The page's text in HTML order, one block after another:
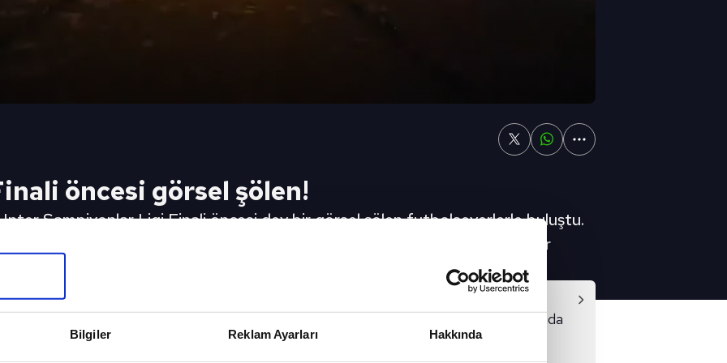
Bilgiler Reklam Ayarları Hakkında
öncesi görsel şölen!
Şampiyonlar Ligi Finali öncesi dev bir görsel şölen futbolseverlerle buluştu.
şarkıcı Burna Boy, tribünleri dolduran izleyicilere maç öncesinde keyifli anlar
Şampiyonlar Ligi haberi
Video
atabilirdik
Başkan Erdoğan Devler Ligi finali hakkında
konuştu!